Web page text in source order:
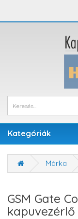
Kategóriák
Márka
GSM Gate
kapuvezérlő